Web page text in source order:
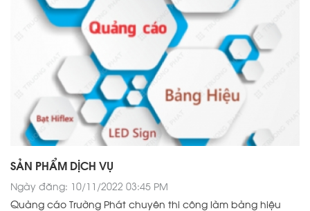
SẢN PHẨM DỊCH VỤ
Ngày đăng: 10/11/2022 03:45 PM
Quảng cáo Trường Phát chuyên thi công làm bảng hiệu